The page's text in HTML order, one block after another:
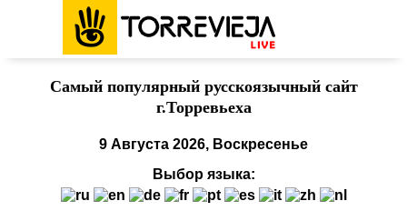
Cамый популярный русскоязычный сайт
г.Торревьеха
9 Августа 2026, Воскресенье
Выбор языка: